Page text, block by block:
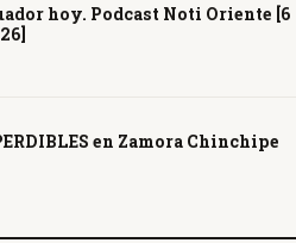
hoy. Podcast Noti Oriente [6
en Zamora Chinchipe